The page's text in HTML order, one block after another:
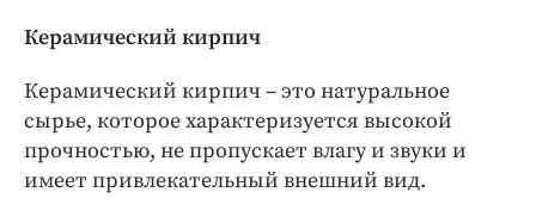
Керамический кирпич
Керамический кирпич – это натуральное
сырье, которое характеризуется высокой
прочностью, не пропускает влагу и звуки и
имеет привлекательный внешний вид.